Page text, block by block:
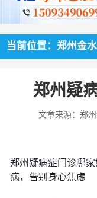
当前位置：郑州金
郑州疑
文章来源：郑
郑州疑病症门诊哪
病，告别身心焦虑